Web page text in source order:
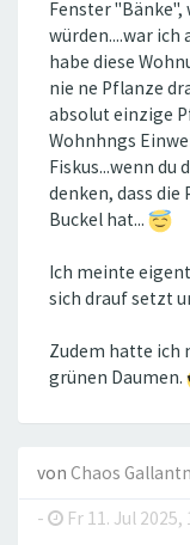
Fenster
würden....war ich
habe diese
nie ne Pflanze
absolut einzige
Wohnhngs
Fiskus...wenn du
denken, dass die
Buckel hat...
Ich meinte
sich drauf setzt
Zudem hatte ich
grünen Daumen.
von Chaos
-
Fr 11. Jul 2025,